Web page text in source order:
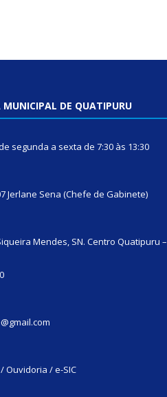
MUNICIPAL DE QUATIPURU
segunda a sexta de 7:30 às 13:30
Jerlane Sena (Chefe de Gabinete)
Mendes, SN. Centro Quatipuru –
Ouvidoria / e-SIC